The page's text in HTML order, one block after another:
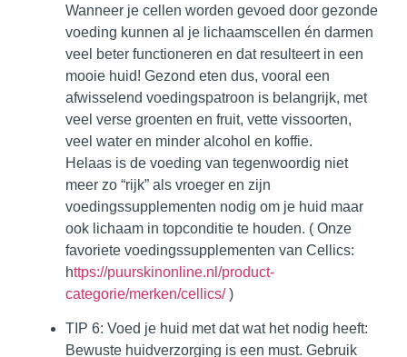
Wanneer je cellen worden gevoed door gezonde
voeding kunnen al je lichaamscellen én darmen
veel beter functioneren en dat resulteert in een
mooie huid! Gezond eten dus, vooral een
afwisselend voedingspatroon is belangrijk, met
veel verse groenten en fruit, vette vissoorten,
veel water en minder alcohol en koffie.
Helaas is de voeding van tegenwoordig niet
meer zo “rijk” als vroeger en zijn
voedingssupplementen nodig om je huid maar
ook lichaam in topconditie te houden. ( Onze
favoriete voedingssupplementen van Cellics:
https://puurskinonline.nl/product-
categorie/merken/cellics/)
TIP 6: Voed je huid met dat wat het nodig heeft:
Bewuste huidverzorging is een must. Gebruik